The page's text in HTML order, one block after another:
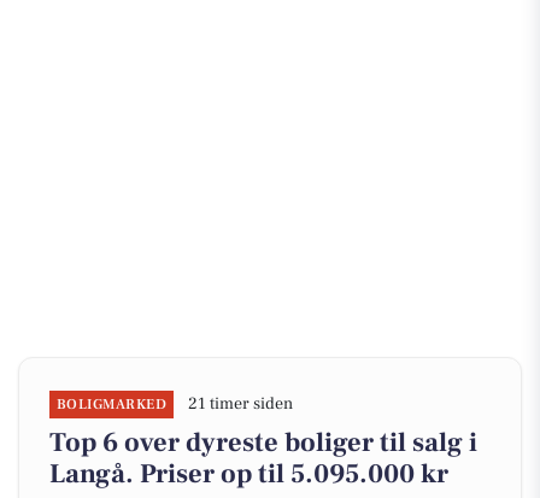
BOLIGMARKED 21 timer siden
Top 6 over dyreste boliger til salg i
Langå. Priser op til 5.095.000 kr